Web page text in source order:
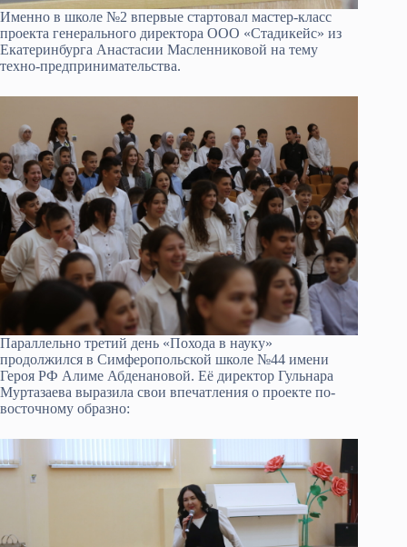
Именно в школе №2 впервые стартовал мастер-класс
проекта генерального директора ООО «Стадикейс» из
Екатеринбурга Анастасии Масленниковой на тему
техно-предпринимательства.
Параллельно третий день «Похода в науку»
продолжился в Симферопольской школе №44 имени
Героя РФ Алиме Абденановой. Её директор Гульнара
Муртазаева выразила свои впечатления о проекте по-
восточному образно: